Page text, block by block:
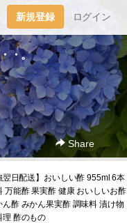
新規登録 ログイン
・。
Share
翌日配送】おいしい酢 955ml 6本
万能酢 果実酢 健康 おいしいお酢
酢 みかん果実酢 調味料 漬け物
理 酢のもの